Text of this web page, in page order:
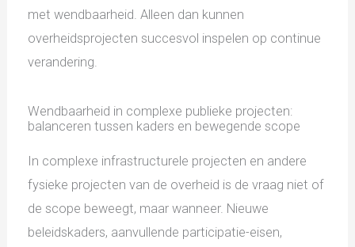
met wendbaarheid. Alleen dan kunnen
overheidsprojecten succesvol inspelen op continue
verandering.
Wendbaarheid in complexe publieke projecten:
balanceren tussen kaders en bewegende scope
In complexe infrastructurele projecten en andere
fysieke projecten van de overheid is de vraag niet of
de scope beweegt, maar wanneer. Nieuwe
beleidskaders, aanvullende participatie-eisen,